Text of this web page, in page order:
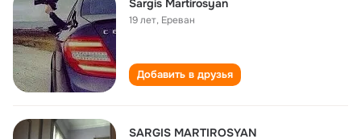
Sargis Martirosyan
19 лет, Ереван
Добавить в друзья
SARGIS MARTIROSYAN